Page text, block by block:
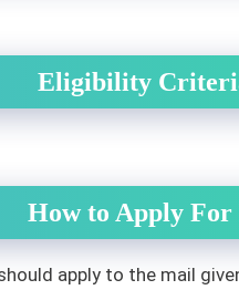
Eligibility Criteria
How to Apply For
apply to the mail